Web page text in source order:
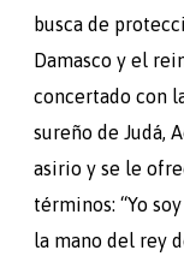
busca de
Damasco y el
concertado con
sureño de Judá,
asirio y se le
términos: “Yo
la mano del rey